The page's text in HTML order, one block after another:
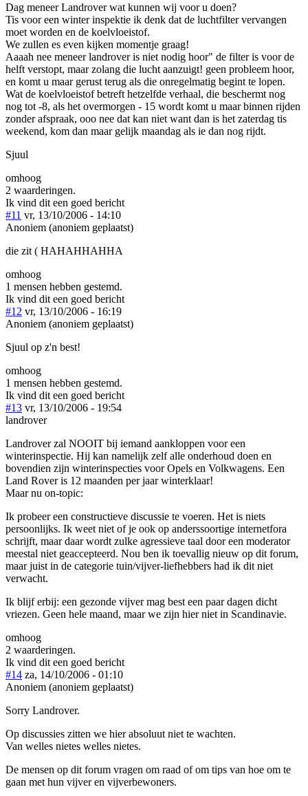
Dag meneer Landrover wat kunnen wij voor u doen?
Tis voor een winter inspektie ik denk dat de luchtfilter vervangen
moet worden en de koelvloeistof.
We zullen es even kijken momentje graag!
Aaaah nee meneer landrover is niet nodig hoor" de filter is voor de
helft verstopt, maar zolang die lucht aanzuigt! geen probleem hoor,
en komt u maar gerust terug als die onregelmatig begint te lopen.
Wat de koelvloeistof betreft hetzelfde verhaal, die beschermt nog
nog tot -8, als het overmorgen - 15 wordt komt u maar binnen rijden
zonder afspraak, ooo nee dat kan niet want dan is het zaterdag tis
weekend, kom dan maar gelijk maandag als ie dan nog rijdt.
Sjuul
omhoog
2 waarderingen.
Ik vind dit een goed bericht
#11 vr, 13/10/2006 - 14:10
Anoniem (anoniem geplaatst)
die zit ( HAHAHHAHHA
omhoog
1 mensen hebben gestemd.
Ik vind dit een goed bericht
#12 vr, 13/10/2006 - 16:19
Anoniem (anoniem geplaatst)
Sjuul op z'n best!
omhoog
1 mensen hebben gestemd.
Ik vind dit een goed bericht
#13 vr, 13/10/2006 - 19:54
landrover
Landrover zal NOOIT bij iemand aankloppen voor een
winterinspectie. Hij kan namelijk zelf alle onderhoud doen en
bovendien zijn winterinspecties voor Opels en Volkwagens. Een
Land Rover is 12 maanden per jaar winterklaar!
Maar nu on-topic:
Ik probeer een constructieve discussie te voeren. Het is niets
persoonlijks. Ik weet niet of je ook op anderssoortige internetfora
schrijft, maar daar wordt zulke agressieve taal door een moderator
meestal niet geaccepteerd. Nou ben ik toevallig nieuw op dit forum,
maar juist in de categorie tuin/vijver-liefhebbers had ik dit niet
verwacht.
Ik blijf erbij: een gezonde vijver mag best een paar dagen dicht
vriezen. Geen hele maand, maar we zijn hier niet in Scandinavie.
omhoog
2 waarderingen.
Ik vind dit een goed bericht
#14 za, 14/10/2006 - 01:10
Anoniem (anoniem geplaatst)
Sorry Landrover.
Op discussies zitten we hier absoluut niet te wachten.
Van welles nietes welles nietes.
De mensen op dit forum vragen om raad of om tips van hoe om te
gaan met hun vijver en vijverbewoners.